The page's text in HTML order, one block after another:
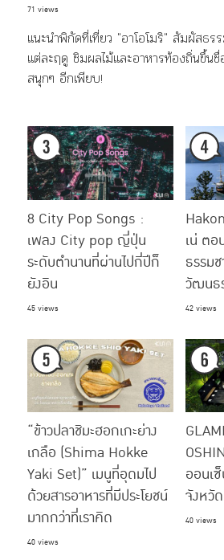
71 views
แนะนำพิกัดที่เที่ยว "อาโอโมริ" สัมผัสธร
แต่ละฤดู ชิมผลไม้และอาหารท้องถิ่นขึ้น
สนุกๆ อีกเพียบ!
8 City Pop Songs :
เพลง City pop ญี่ปุ่น
ระดับตำนานที่ผ่านไปกี่ปีก็
ยังอิน
45 views
เน่ ตอ
ธรรม
วัฒนธ
42 views
“ข้าวปลาชิมะฮอกเกะย่าง
เกลือ (Shima Hokke
Yaki Set)” เมนูที่อุดมไป
ด้วยสารอาหารที่มีประโยชน์
มากกว่าที่เราคิด
40 views
ออนเ
จังหวั
40 views